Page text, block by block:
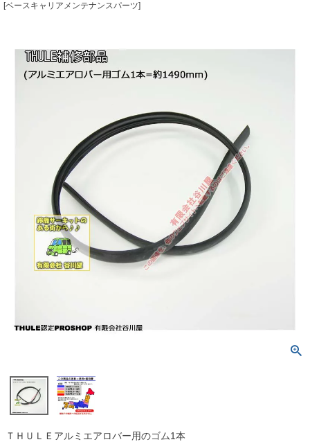
[ベースキャリアメンテナンスパーツ]
ＴＨＵＬＥアルミエアロバー用のゴム1本